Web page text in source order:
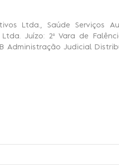
Ltda., Saúde Serviços
Juízo: 2ª Vara de
Administração Judicial